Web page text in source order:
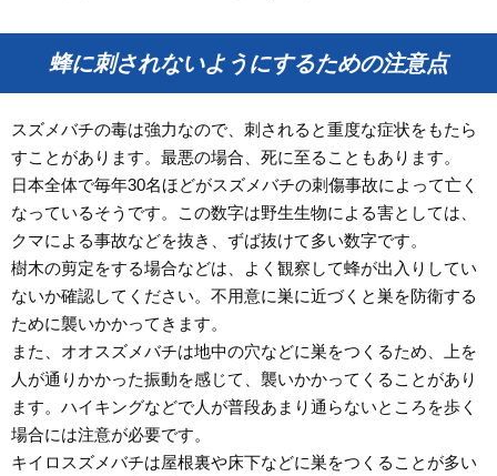
蜂に刺されないようにするための注意点
スズメバチの毒は強力なので、刺されると重度な症状をもたら
すことがあります。最悪の場合、死に至ることもあります。
日本全体で毎年30名ほどがスズメバチの刺傷事故によって亡く
なっているそうです。この数字は野生生物による害としては、
クマによる事故などを抜き、ずば抜けて多い数字です。
樹木の剪定をする場合などは、よく観察して蜂が出入りしてい
ないか確認してください。不用意に巣に近づくと巣を防衛する
ために襲いかかってきます。
また、オオスズメバチは地中の穴などに巣をつくるため、上を
人が通りかかった振動を感じて、襲いかかってくることがあり
ます。ハイキングなどで人が普段あまり通らないところを歩く
場合には注意が必要です。
キイロスズメバチは屋根裏や床下などに巣をつくることが多い